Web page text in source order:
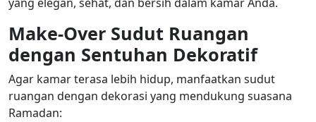
Make-Over Sudut Ruangan
dengan Sentuhan Dekoratif
Agar kamar terasa lebih hidup, manfaatkan sudut
ruangan dengan dekorasi yang mendukung suasana
Ramadan: